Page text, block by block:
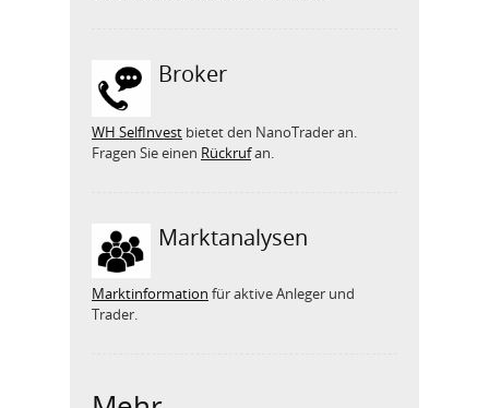
Broker
WH SelfInvest bietet den NanoTrader an.
Fragen Sie einen Rückrufan.
Marktanalysen
Marktinformation für aktive Anleger und
Trader.